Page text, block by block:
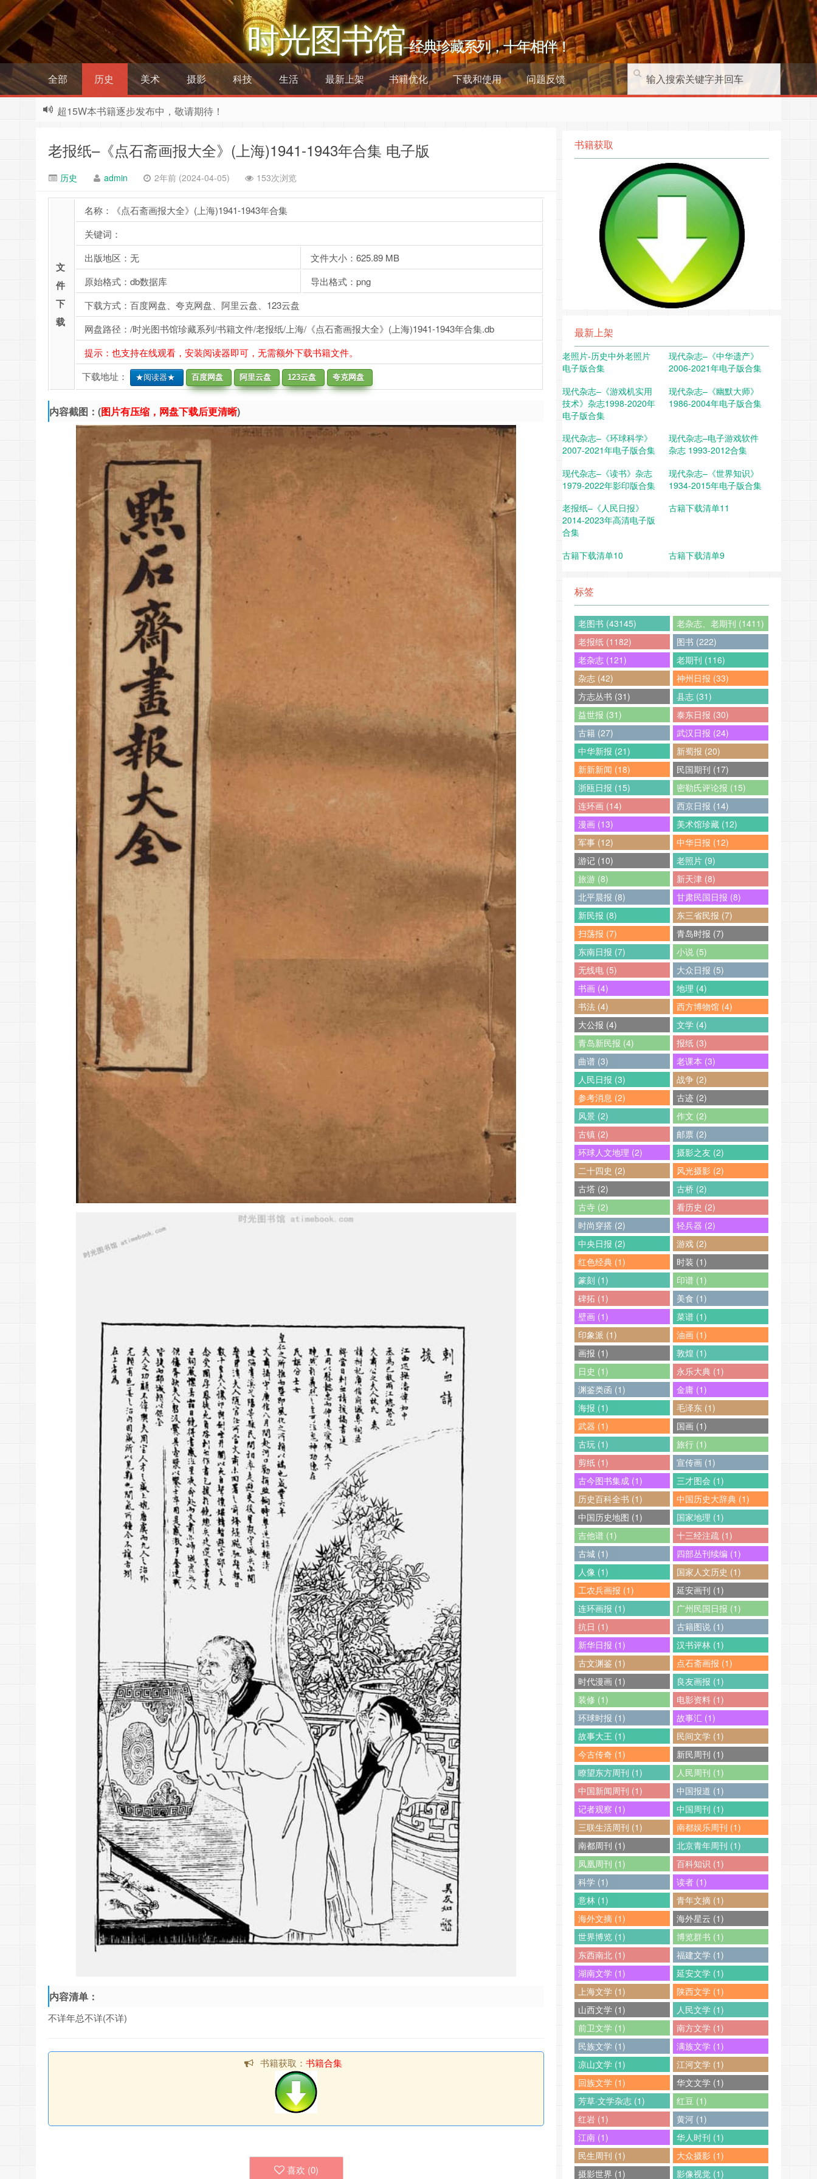
时光图书馆–经典珍藏系列，十年相伴！
全部 历史 美术 摄影 科技 生活 最新上架 书籍优化 下载和使用 问题反馈
超15W本书籍逐步发布中，敬请期待！
老报纸–《点石斋画报大全》(上海)1941-1943年合集 电子版
历史 admin 2年前 (2024-04-05) 153次浏览
文
件
下
载
名称：《点石斋画报大全》(上海)1941-1943年合集
关键词：
出版地区：无
文件大小：625.89 MB
原始格式：db数据库
导出格式：png
下载方式：百度网盘、夸克网盘、阿里云盘、123云盘
网盘路径：/时光图书馆珍藏系列/书籍文件/老报纸/上海/《点石斋画报大全》(上海)1941-1943年合集.db
提示：也支持在线观看，安装阅读器即可，无需额外下载书籍文件。
下载地址：
★阅读器★ 百度网盘 阿里云盘 123云盘 夸克网盘
内容截图：(图片有压缩，网盘下载后更清晰)
内容清单：
不详年总不详(不详)
书籍获取： 书籍合集
喜欢 (0)
书籍获取
最新上架
老照片-历史中外老照片
电子版合集
现代杂志–《中华遗产》
2006-2021年电子版合集
现代杂志–《游戏机实用
技术》杂志1998-2020年
电子版合集
现代杂志–《幽默大师》
1986-2004年电子版合集
现代杂志–《环球科学》
2007-2021年电子版合集
现代杂志–电子游戏软件
杂志 1993-2012合集
现代杂志–《读书》杂志
1979-2022年影印版合集
现代杂志–《世界知识》
1934-2015年电子版合集
老报纸–《人民日报》
2014-2023年高清电子版
合集
古籍下载清单11
古籍下载清单10 古籍下载清单9
标签
老图书 (43145)
老杂志、老期刊 (1411)
老报纸 (1182)
图书 (222)
老杂志 (121)
老期刊 (116)
杂志 (42)
神州日报 (33)
方志丛书 (31)
县志 (31)
益世报 (31)
泰东日报 (30)
古籍 (27)
武汉日报 (24)
中华新报 (21)
新蜀报 (20)
新新新闻 (18)
民国期刊 (17)
浙瓯日报 (15)
密勒氏评论报 (15)
连环画 (14)
西京日报 (14)
漫画 (13)
美术馆珍藏 (12)
军事 (12)
中华日报 (12)
游记 (10)
老照片 (9)
旅游 (8)
新天津 (8)
北平晨报 (8)
甘肃民国日报 (8)
新民报 (8)
东三省民报 (7)
扫荡报 (7)
青岛时报 (7)
东南日报 (7)
小说 (5)
无线电 (5)
大众日报 (5)
书画 (4)
地理 (4)
书法 (4)
西方博物馆 (4)
大公报 (4)
文学 (4)
青岛新民报 (4)
报纸 (3)
曲谱 (3)
老课本 (3)
人民日报 (3)
战争 (2)
参考消息 (2)
古迹 (2)
风景 (2)
作文 (2)
古镇 (2)
邮票 (2)
环球人文地理 (2)
摄影之友 (2)
二十四史 (2)
风光摄影 (2)
古塔 (2)
古桥 (2)
古寺 (2)
看历史 (2)
时尚穿搭 (2)
轻兵器 (2)
中央日报 (2)
游戏 (2)
红色经典 (1)
时装 (1)
篆刻 (1)
印谱 (1)
碑拓 (1)
美食 (1)
壁画 (1)
菜谱 (1)
印象派 (1)
油画 (1)
画报 (1)
敦煌 (1)
日史 (1)
永乐大典 (1)
渊鉴类函 (1)
金庸 (1)
海报 (1)
毛泽东 (1)
武器 (1)
国画 (1)
古玩 (1)
旅行 (1)
剪纸 (1)
宣传画 (1)
古今图书集成 (1)
三才图会 (1)
历史百科全书 (1)
中国历史大辞典 (1)
中国历史地图 (1)
国家地理 (1)
吉他谱 (1)
十三经注疏 (1)
古城 (1)
四部丛刊续编 (1)
人像 (1)
国家人文历史 (1)
工农兵画报 (1)
延安画刊 (1)
连环画报 (1)
广州民国日报 (1)
抗日 (1)
古籍图说 (1)
新华日报 (1)
汉书评林 (1)
古文渊鉴 (1)
点石斋画报 (1)
时代漫画 (1)
良友画报 (1)
装修 (1)
电影资料 (1)
环球时报 (1)
故事汇 (1)
故事大王 (1)
民间文学 (1)
今古传奇 (1)
新民周刊 (1)
瞭望东方周刊 (1)
人民周刊 (1)
中国新闻周刊 (1)
中国报道 (1)
记者观察 (1)
中国周刊 (1)
三联生活周刊 (1)
南都娱乐周刊 (1)
南都周刊 (1)
北京青年周刊 (1)
凤凰周刊 (1)
百科知识 (1)
科学 (1)
读者 (1)
意林 (1)
青年文摘 (1)
海外文摘 (1)
海外星云 (1)
世界博览 (1)
博览群书 (1)
东西南北 (1)
福建文学 (1)
湖南文学 (1)
延安文学 (1)
上海文学 (1)
陕西文学 (1)
山西文学 (1)
人民文学 (1)
前卫文学 (1)
南方文学 (1)
民族文学 (1)
满族文学 (1)
凉山文学 (1)
江河文学 (1)
回族文学 (1)
华文文学 (1)
芳草·文学杂志 (1)
红豆 (1)
红岩 (1)
黄河 (1)
江南 (1)
华人时刊 (1)
民生周刊 (1)
大众摄影 (1)
摄影世界 (1)
影像视觉 (1)